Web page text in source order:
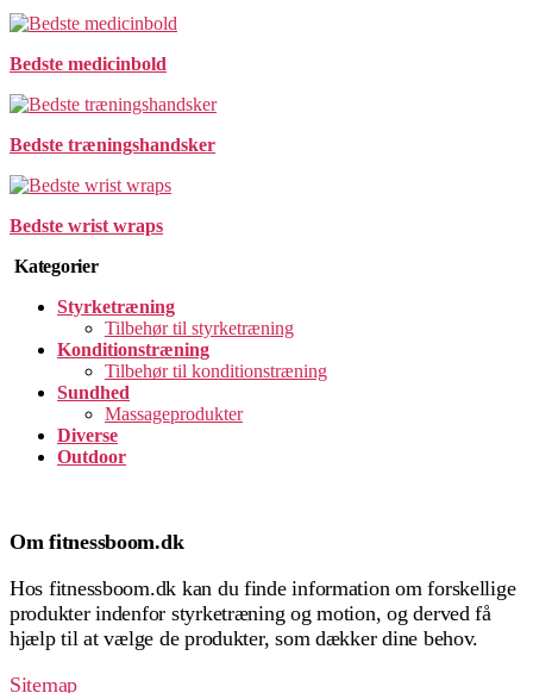
Bedste medicinbold
Bedste træningshandsker
Bedste wrist wraps
Kategorier
Styrketræning
Tilbehør til styrketræning
Konditionstræning
Tilbehør til konditionstræning
Sundhed
Massageprodukter
Diverse
Outdoor
Om fitnessboom.dk
Hos fitnessboom.dk kan du finde information om forskellige
produkter indenfor styrketræning og motion, og derved få
hjælp til at vælge de produkter, som dækker dine behov.
Sitemap